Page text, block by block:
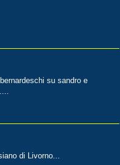
su sandro e
di Livorno...